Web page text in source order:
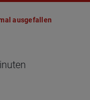
aus­ge­fal­len